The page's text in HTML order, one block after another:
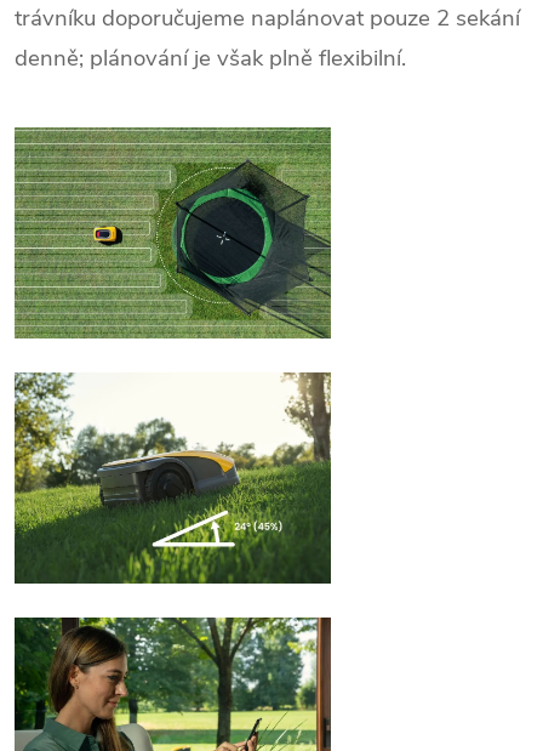
trávníku doporučujeme naplánovat pouze 2 sekání
denně; plánování je však plně flexibilní.